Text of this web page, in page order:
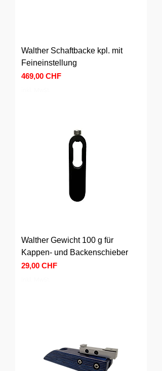
Walther Schaftbacke kpl. mit
Feineinstellung
Preis
469,00 CHF
Walther Gewicht 100 g für
Kappen- und Backenschieber
Preis
29,00 CHF